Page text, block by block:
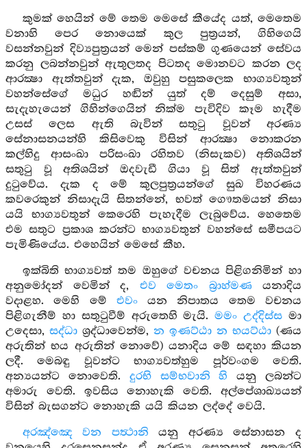
කුමක් හෙයින් මේ තෙම මෙසේ කීයේද යත්, මෙතෙම
වනාහි පෙර නොයෙක් කුල පුත්‍රයන්, ගිහිගෙයි
වසන්නවුන් දිව්‍යපුත්‍රයන් මෙන් පස්කම් ගුණයෙන් සේවය
කරනු ලබන්නවුන් ඇතුලතද පිටතද මොනවට කරන ලද
ආරක්‍ෂා ඇත්තවුන් දැක, ඔවුහු පසුකලෙක භාග්‍යවතුන්
වහන්සේගේ මධුර හඬින් යුත් දම් දෙසුම් අසා,
සැදැහැයෙන් ගිහින්ගෙයින් නික්ම පැවිදිව කෑම හැදීම
උසස් ලෙස ඇති බැවින් සතුටු වූවන් අරණ්‍ය
සේනාසනයන්හි කිසිවෙකු විසින් ආරක්‍ෂා නොකරන
කල්හිදු ආසංඛා පරිසංඛා රහිතව (නිසැකව) අතිශයින්
සතුටු වූ අතිශයින් ඔදවැඩී ගියා වූ සිත් ඇත්තවුන්
දුටුවේය. දැක ද මේ කුලපුත්‍රයන්ගේ සුඛ විහරණය
කවරෙකුන් නිසාදැයි සිතන්නේ, භවත් ගෞතමයන් නිසා
යයි භාග්‍යවතුන් කෙරෙහි පැහැදීම ලැබුවේය. හෙතෙම
එම සතුට ප්‍රකාශ කරන්ට භාග්‍යවතුන් වහන්සේ සමීපයට
පැමිණියේය. එහෙයින් මෙසේ කීහ.
ඉක්බිති භාග්‍යවත් තම ඔහුගේ වචනය පිළිගනිමින් හා
අනුමෝදන් වෙමින් ද, එව මෙතං බ්‍රාහ්මණ යනාදිය
වදාළහ. මෙහි මේ එවංයන නිපාතය තෙම වචනය
පිළිගැනීම් හා සතුටුවීම් අරුතෙහි මැයි.මමං උද්දිස්ස මා
උදෙසා, සද්ධා ශ්‍රද්ධාවෙන්ම, න ඉණට්ඨා න භයට්ඨා (ණය
අරුතින් භය අරුතින් නොවේ) යනාදිය මේ සඳහා කියන
ලදී. මෙබඳු වූවන්ට භාග්‍යවත්හුම පූර්වංගම වෙති.
අන්‍යයන්ට නොවෙති. දුරභි සම්භවානි හි යනු ලබන්ට
අමාරු වෙති. ඉවසිය නොහැකි වෙති. අල්පේශාඛ්‍යයන්
විසින් බැසගන්ට නොහැකි යයි කියන ලද්දේ වෙයි.
අරඤ්ඤෙ වන පත්‍ථානි යනු අරණ්‍ය සේනාසන ද